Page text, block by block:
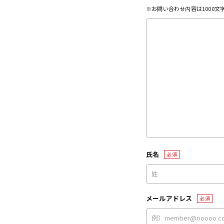
※お問い合わせ内容は1000文
氏名 必須
メールアドレス 必須